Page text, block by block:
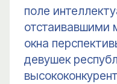
поле
отстаивавшими
окна
девушек